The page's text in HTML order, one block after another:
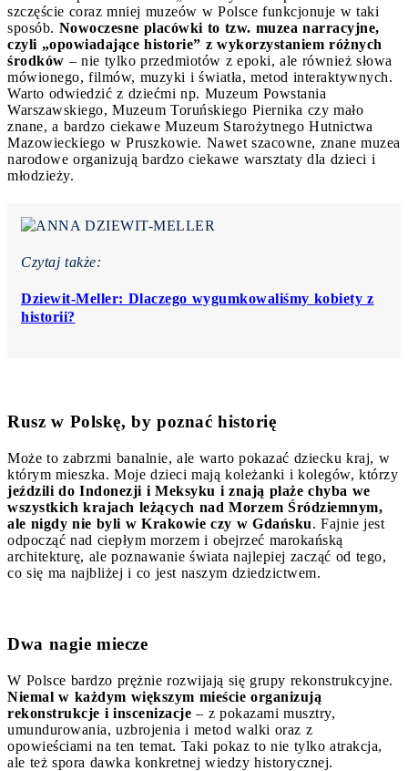
szczęście coraz mniej muzeów w Polsce funkcjonuje w taki
sposób. Nowoczesne placówki to tzw. muzea narracyjne,
czyli „opowiadające historie” z wykorzystaniem różnych
środków – nie tylko przedmiotów z epoki, ale również słowa
mówionego, filmów, muzyki i światła, metod interaktywnych.
Warto odwiedzić z dziećmi np. Muzeum Powstania
Warszawskiego, Muzeum Toruńskiego Piernika czy mało
znane, a bardzo ciekawe Muzeum Starożytnego Hutnictwa
Mazowieckiego w Pruszkowie. Nawet szacowne, znane muzea
narodowe organizują bardzo ciekawe warsztaty dla dzieci i
młodzieży.
Czytaj także:
Dziewit-Meller: Dlaczego wygumkowaliśmy kobiety z
historii?
Rusz w Polskę, by poznać historię
Może to zabrzmi banalnie, ale warto pokazać dziecku kraj, w
którym mieszka. Moje dzieci mają koleżanki i kolegów, którzy
jeździli do Indonezji i Meksyku i znają plaże chyba we
wszystkich krajach leżących nad Morzem Śródziemnym,
ale nigdy nie byli w Krakowie czy w Gdańsku. Fajnie jest
odpocząć nad ciepłym morzem i obejrzeć marokańską
architekturę, ale poznawanie świata najlepiej zacząć od tego,
co się ma najbliżej i co jest naszym dziedzictwem.
Dwa nagie miecze
W Polsce bardzo prężnie rozwijają się grupy rekonstrukcyjne.
Niemal w każdym większym mieście organizują
rekonstrukcje i inscenizacje – z pokazami musztry,
umundurowania, uzbrojenia i metod walki oraz z
opowieściami na ten temat. Taki pokaz to nie tylko atrakcja,
ale też spora dawka konkretnej wiedzy historycznej.